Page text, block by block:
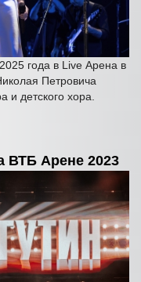
года в Live Арена в
Петровича
и детского хора.
ВТБ Арене 2023